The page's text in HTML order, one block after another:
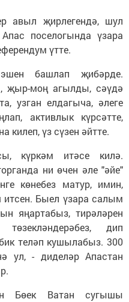
авыл җирлегендә, шул
поселогында үзара
үтте.
башлап җибәрде.
җыр-моң агылды, сәүдә
узган елдагыча, әлеге
активлык күрсәтте,
килеп, үз сүзен әйтте.
күркәм итәсе килә.
ни өчен әле "әйе"
көнебез матур, имин,
итсен. Быел үзара салым
яңартабыз, тирәләрен
дип
теләп кушылабыз. 300
ул, - диделәр Апастан
Бөек Ватан сугышы